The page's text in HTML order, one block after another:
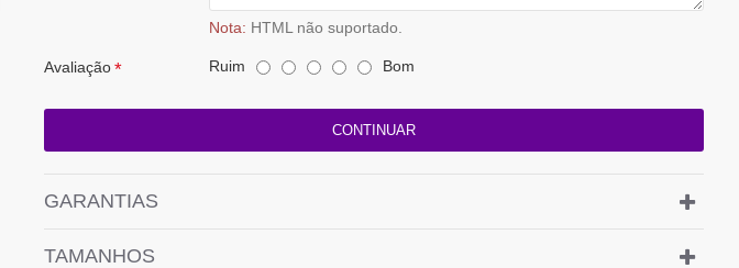
Nota: HTML não suportado.
Avaliação Ruim Bom
CONTINUAR
GARANTIAS
TAMANHOS